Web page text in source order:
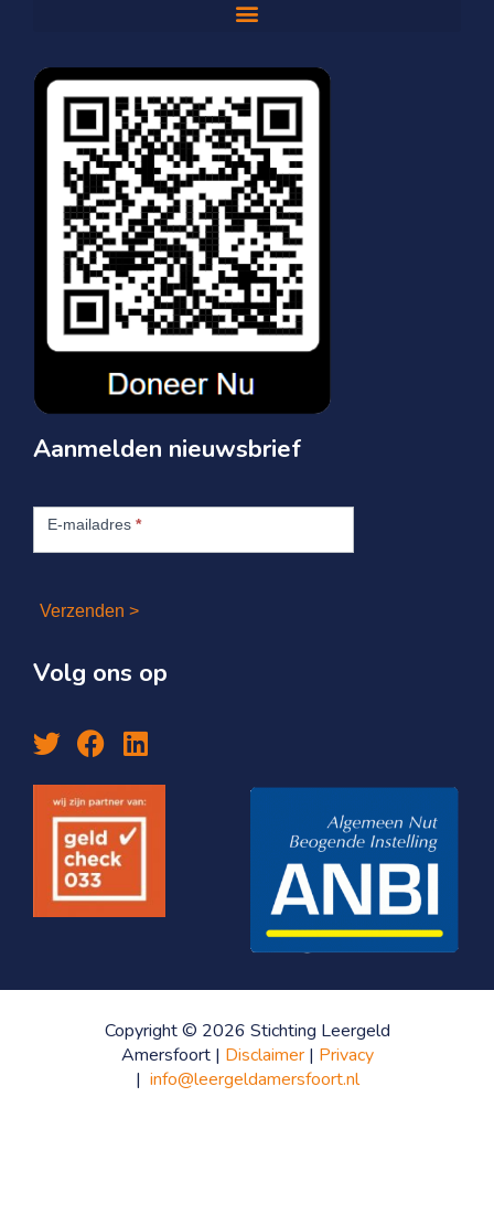
Aanmelden nieuwsbrief
nieuwsbrief
E-mailadres *
Verzenden >
Volg ons op
Copyright © 2026 Stichting Leergeld
Amersfoort | Disclaimer| Privacy
| info@leergeldamersfoort.nl